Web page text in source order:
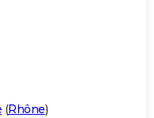
(Rhône)